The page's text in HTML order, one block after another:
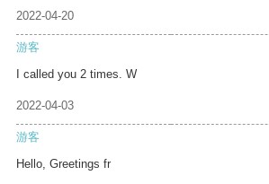
2022-04-20
游客
I called you 2 times. W
2022-04-03
游客
Hello, Greetings fr